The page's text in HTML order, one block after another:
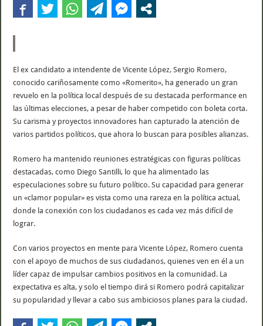
El ex candidato a intendente de Vicente López, Sergio Romero,
conocido cariñosamente como «Romerito», ha generado un gran
revuelo en la política local después de su destacada performance en
las últimas elecciones, a pesar de haber competido con boleta corta.
Su carisma y proyectos innovadores han capturado la atención de
varios partidos políticos, que ahora lo buscan para posibles alianzas.
Romero ha mantenido reuniones estratégicas con figuras políticas
destacadas, como Diego Santilli, lo que ha alimentado las
especulaciones sobre su futuro político. Su capacidad para generar
un «clamor popular» es vista como una rareza en la política actual,
donde la conexión con los ciudadanos es cada vez más difícil de
lograr.
Con varios proyectos en mente para Vicente López, Romero cuenta
con el apoyo de muchos de sus ciudadanos, quienes ven en él a un
líder capaz de impulsar cambios positivos en la comunidad. La
expectativa es alta, y solo el tiempo dirá si Romero podrá capitalizar
su popularidad y llevar a cabo sus ambiciosos planes para la ciudad.